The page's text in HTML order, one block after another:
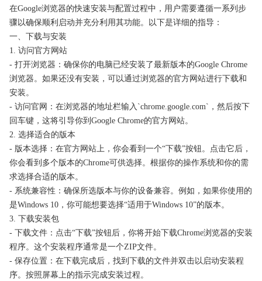
在Google浏览器的快速安装与配置过程中，用户需要遵循一系列步
骤以确保顺利启动并充分利用其功能。以下是详细的指导：
一、下载与安装
1. 访问官方网站
- 打开浏览器：确保你的电脑已经安装了最新版本的Google Chrome
浏览器。如果还没有安装，可以通过浏览器的官方网站进行下载和
安装。
- 访问官网：在浏览器的地址栏输入`chrome.google.com`，然后按下
回车键，这将引导你到Google Chrome的官方网站。
2. 选择适合的版本
- 版本选择：在官方网站上，你会看到一个“下载”按钮。点击它后，
你会看到多个版本的Chrome可供选择。根据你的操作系统和你的需
求选择合适的版本。
- 系统兼容性：确保所选版本与你的设备兼容。例如，如果你使用的
是Windows 10，你可能想要选择“适用于Windows 10”的版本。
3. 下载安装包
- 下载文件：点击“下载”按钮后，你将开始下载Chrome浏览器的安装
程序。这个安装程序通常是一个ZIP文件。
- 保存位置：在下载完成后，找到下载的文件并双击以启动安装程
序。按照屏幕上的指示完成安装过程。